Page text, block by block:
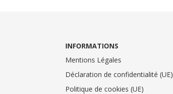
INFORMATIONS
Mentions Légales
Déclaration de confidentialité (UE)
Politique de cookies (UE)